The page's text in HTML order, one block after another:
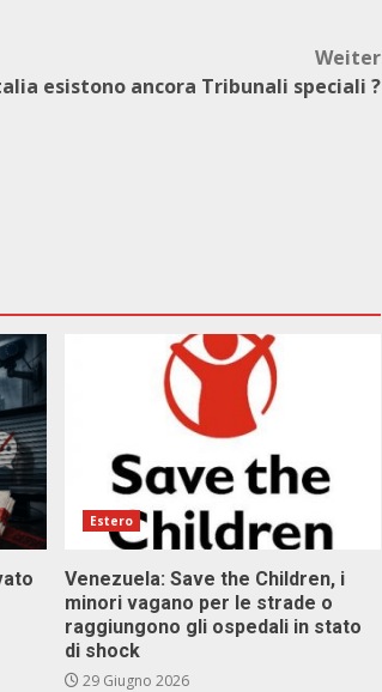
Weiter
esistono ancora Tribunali speciali ?
Estero
Venezuela: Save the Children, i
minori vagano per le strade o
raggiungono gli ospedali in stato
di shock
29 Giugno 2026